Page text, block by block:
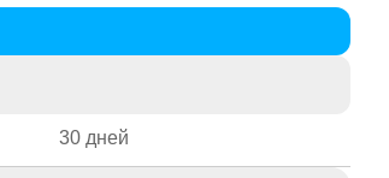
30 дней